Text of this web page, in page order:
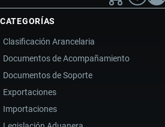
CATEGORÍAS
Clasificación Arancelaria
Documentos de Acompañamiento
Documentos de Soporte
Exportaciones
Importaciones